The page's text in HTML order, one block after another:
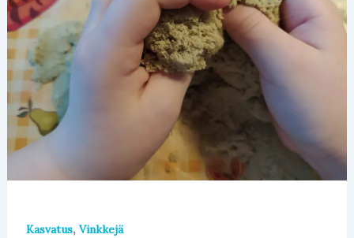
Kasvatus, Vinkkejä